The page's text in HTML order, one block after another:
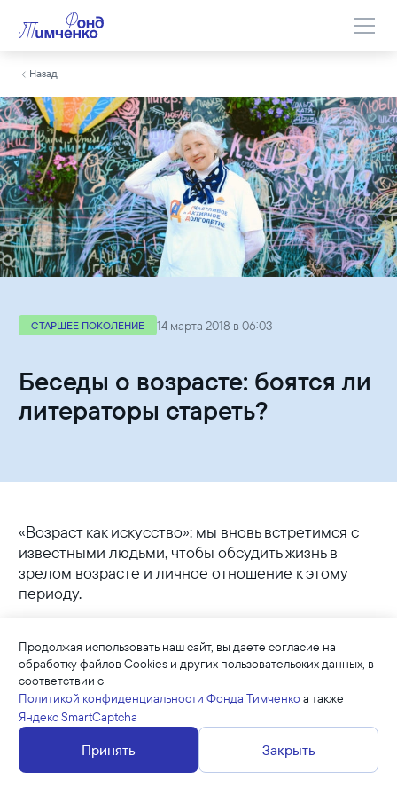
Назад
СТАРШЕЕ ПОКОЛЕНИЕ 14 марта 2018 в 06:03
Беседы о возрасте: боятся ли
литераторы стареть?
«Возраст как искусство»: мы вновь встретимся с
известными людьми, чтобы обсудить жизнь в
зрелом возрасте и личное отношение к этому
периоду.
Волхонке пройдёт открытая беседа цикла
«Возраст как искусство». В ней примут участие
поэты Вера Павлова и Ах Астахова, журналист и
режиссер Фёкла Толстая и Александр Цыпкин,
автор сборника рассказов «Женщины
непреклонного возраста».
Продолжая использовать наш сайт, вы даете согласие на
обработку файлов Cookies и других пользовательских данных, в
соответствии с
Политикой конфиденциальности Фонда Тимченко а также
Яндекс SmartCaptcha
Принять Закрыть